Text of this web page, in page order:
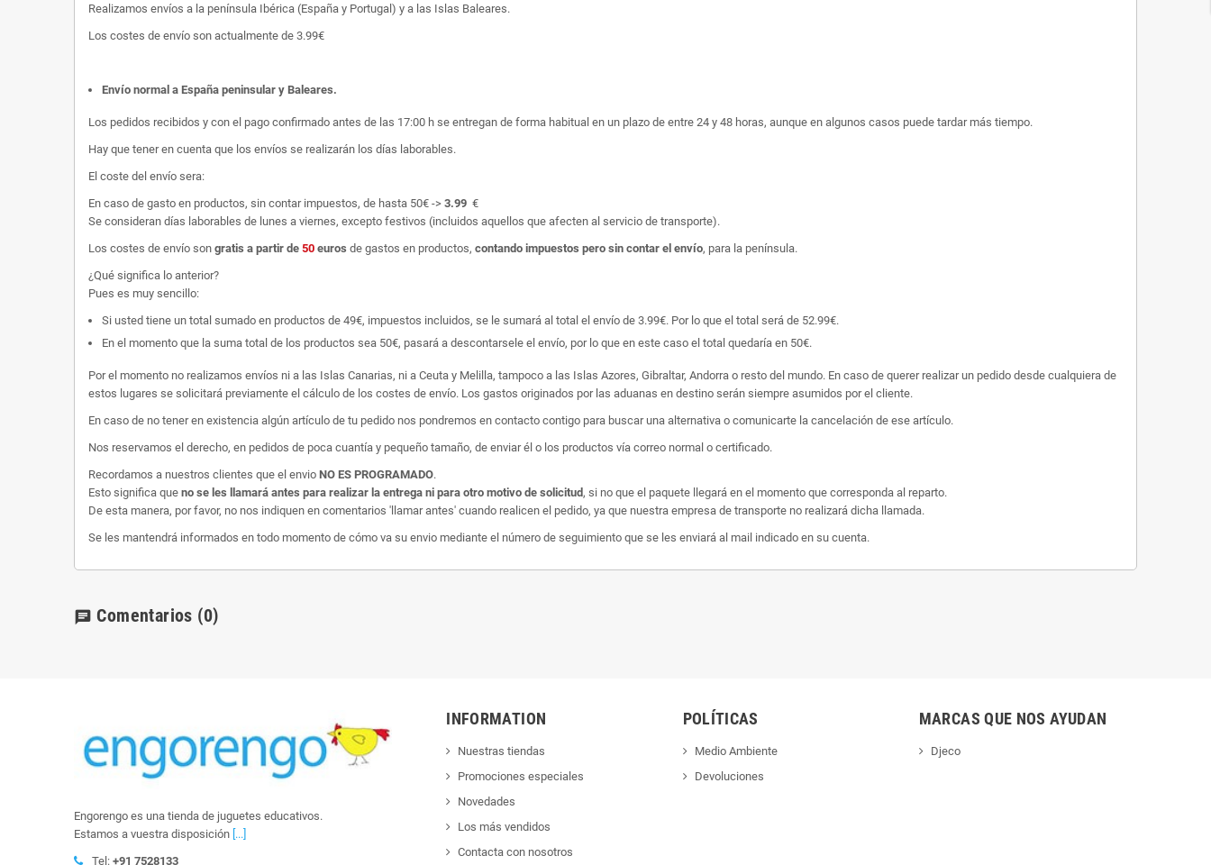
Realizamos envíos a la península Ibérica (España y Portugal) y a las Islas Baleares.
Los costes de envío son actualmente de 3.99€
Envío normal a España peninsular y Baleares.
Los pedidos recibidos y con el pago confirmado antes de las 17:00 h se entregan de forma habitual en un plazo de entre 24 y 48 horas, aunque en algunos casos puede tardar más tiempo.
Hay que tener en cuenta que los envíos se realizarán los días laborables.
El coste del envío sera:
En caso de gasto en productos, sin contar impuestos, de hasta 50€ -> 3.99 €
Se consideran días laborables de lunes a viernes, excepto festivos (incluidos aquellos que afecten al servicio de transporte).
Los costes de envío son gratis a partir de 50 euros de gastos en productos, contando impuestos pero sin contar el envío, para la península.
¿Qué significa lo anterior?
Pues es muy sencillo:
Si usted tiene un total sumado en productos de 49€, impuestos incluidos, se le sumará al total el envío de 3.99€. Por lo que el total será de 52.99€.
En el momento que la suma total de los productos sea 50€, pasará a descontarsele el envío, por lo que en este caso el total quedaría en 50€.
Por el momento no realizamos envíos ni a las Islas Canarias, ni a Ceuta y Melilla, tampoco a las Islas Azores, Gibraltar, Andorra o resto del mundo. En caso de querer realizar un pedido desde cualquiera de
estos lugares se solicitará previamente el cálculo de los costes de envío. Los gastos originados por las aduanas en destino serán siempre asumidos por el cliente.
En caso de no tener en existencia algún artículo de tu pedido nos pondremos en contacto contigo para buscar una alternativa o comunicarte la cancelación de ese artículo.
Nos reservamos el derecho, en pedidos de poca cuantía y pequeño tamaño, de enviar él o los productos vía correo normal o certificado.
Recordamos a nuestros clientes que el envio NO ES PROGRAMADO.
Esto significa que no se les llamará antes para realizar la entrega ni para otro motivo de solicitud , si no que el paquete llegará en el momento que corresponda al reparto.
De esta manera, por favor, no nos indiquen en comentarios 'llamar antes' cuando realicen el pedido, ya que nuestra empresa de transporte no realizará dicha llamada.
Se les mantendrá informados en todo momento de cómo va su envio mediante el número de seguimiento que se les enviará al mail indicado en su cuenta.
chat Comentarios (0)
Engorengo es una tienda de juguetes educativos.
Estamos a vuestra disposición [...]
Tel: +91 7528133
INFORMATION
Nuestras tiendas
Promociones especiales
Novedades
Los más vendidos
Contacta con nosotros
POLÍTICAS
Medio Ambiente
Devoluciones
MARCAS QUE NOS AYUDAN
Djeco